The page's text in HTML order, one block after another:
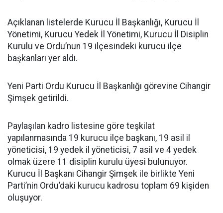
Açıklanan listelerde Kurucu İl Başkanlığı, Kurucu İl
Yönetimi, Kurucu Yedek İl Yönetimi, Kurucu İl Disiplin
Kurulu ve Ordu’nun 19 ilçesindeki kurucu ilçe
başkanları yer aldı.
Yeni Parti Ordu Kurucu İl Başkanlığı görevine Cihangir
Şimşek getirildi.
Paylaşılan kadro listesine göre teşkilat
yapılanmasında 19 kurucu ilçe başkanı, 19 asil il
yöneticisi, 19 yedek il yöneticisi, 7 asil ve 4 yedek
olmak üzere 11 disiplin kurulu üyesi bulunuyor.
Kurucu İl Başkanı Cihangir Şimşek ile birlikte Yeni
Parti’nin Ordu’daki kurucu kadrosu toplam 69 kişiden
oluşuyor.